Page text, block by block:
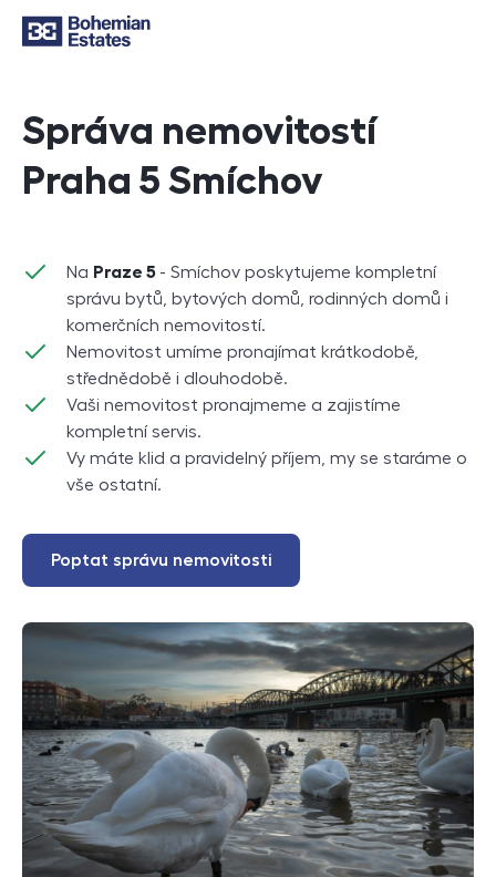
Správa nemovitostí
Praha 5 Smíchov
Na Praze 5 - Smíchov poskytujeme kompletní
správu bytů, bytových domů, rodinných domů i
komerčních nemovitostí.
Nemovitost umíme pronajímat krátkodobě,
střednědobě i dlouhodobě.
Vaši nemovitost pronajmeme a zajistíme
kompletní servis.
Vy máte klid a pravidelný příjem, my se staráme o
vše ostatní.
Poptat správu nemovitosti